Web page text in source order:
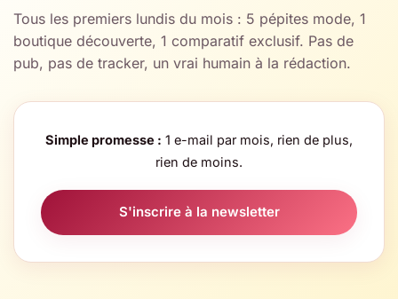
Tous les premiers lundis du mois : 5 pépites mode, 1
boutique découverte, 1 comparatif exclusif. Pas de
pub, pas de tracker, un vrai humain à la rédaction.
Simple promesse : 1 e-mail par mois, rien de plus,
rien de moins.
S'inscrire à la newsletter